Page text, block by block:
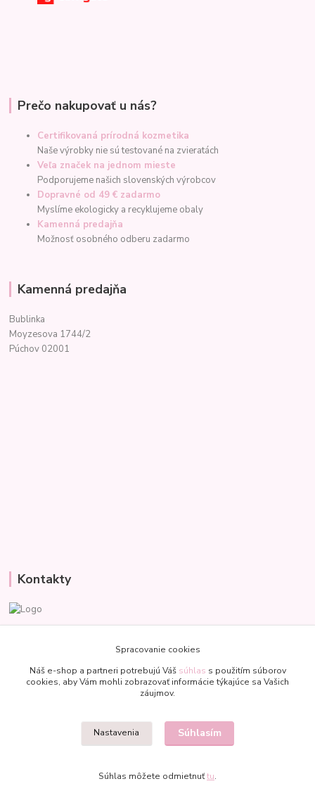
Prečo nakupovať u nás?
Certifikovaná prírodná kozmetika
Naše výrobky nie sú testované na zvieratách
Veľa značek na jednom mieste
Podporujeme našich slovenských výrobcov
Dopravné od 49 € zadarmo
Myslíme ekologicky a recyklujeme obaly
Kamenná predajňa
Možnosť osobného odberu zadarmo
Kamenná predajňa
Bublinka
Moyzesova 1744/2
Púchov 02001
Kontakty
+421 907 977 470
bublinkapu@gmail.com
Spracovanie cookies
Náš e-shop a partneri potrebujú Váš súhlas s použitím súborov
cookies, aby Vám mohli zobrazovať informácie týkajúce sa Vašich
záujmov.
Nastavenia Súhlasím
Súhlas môžete odmietnuťtu.